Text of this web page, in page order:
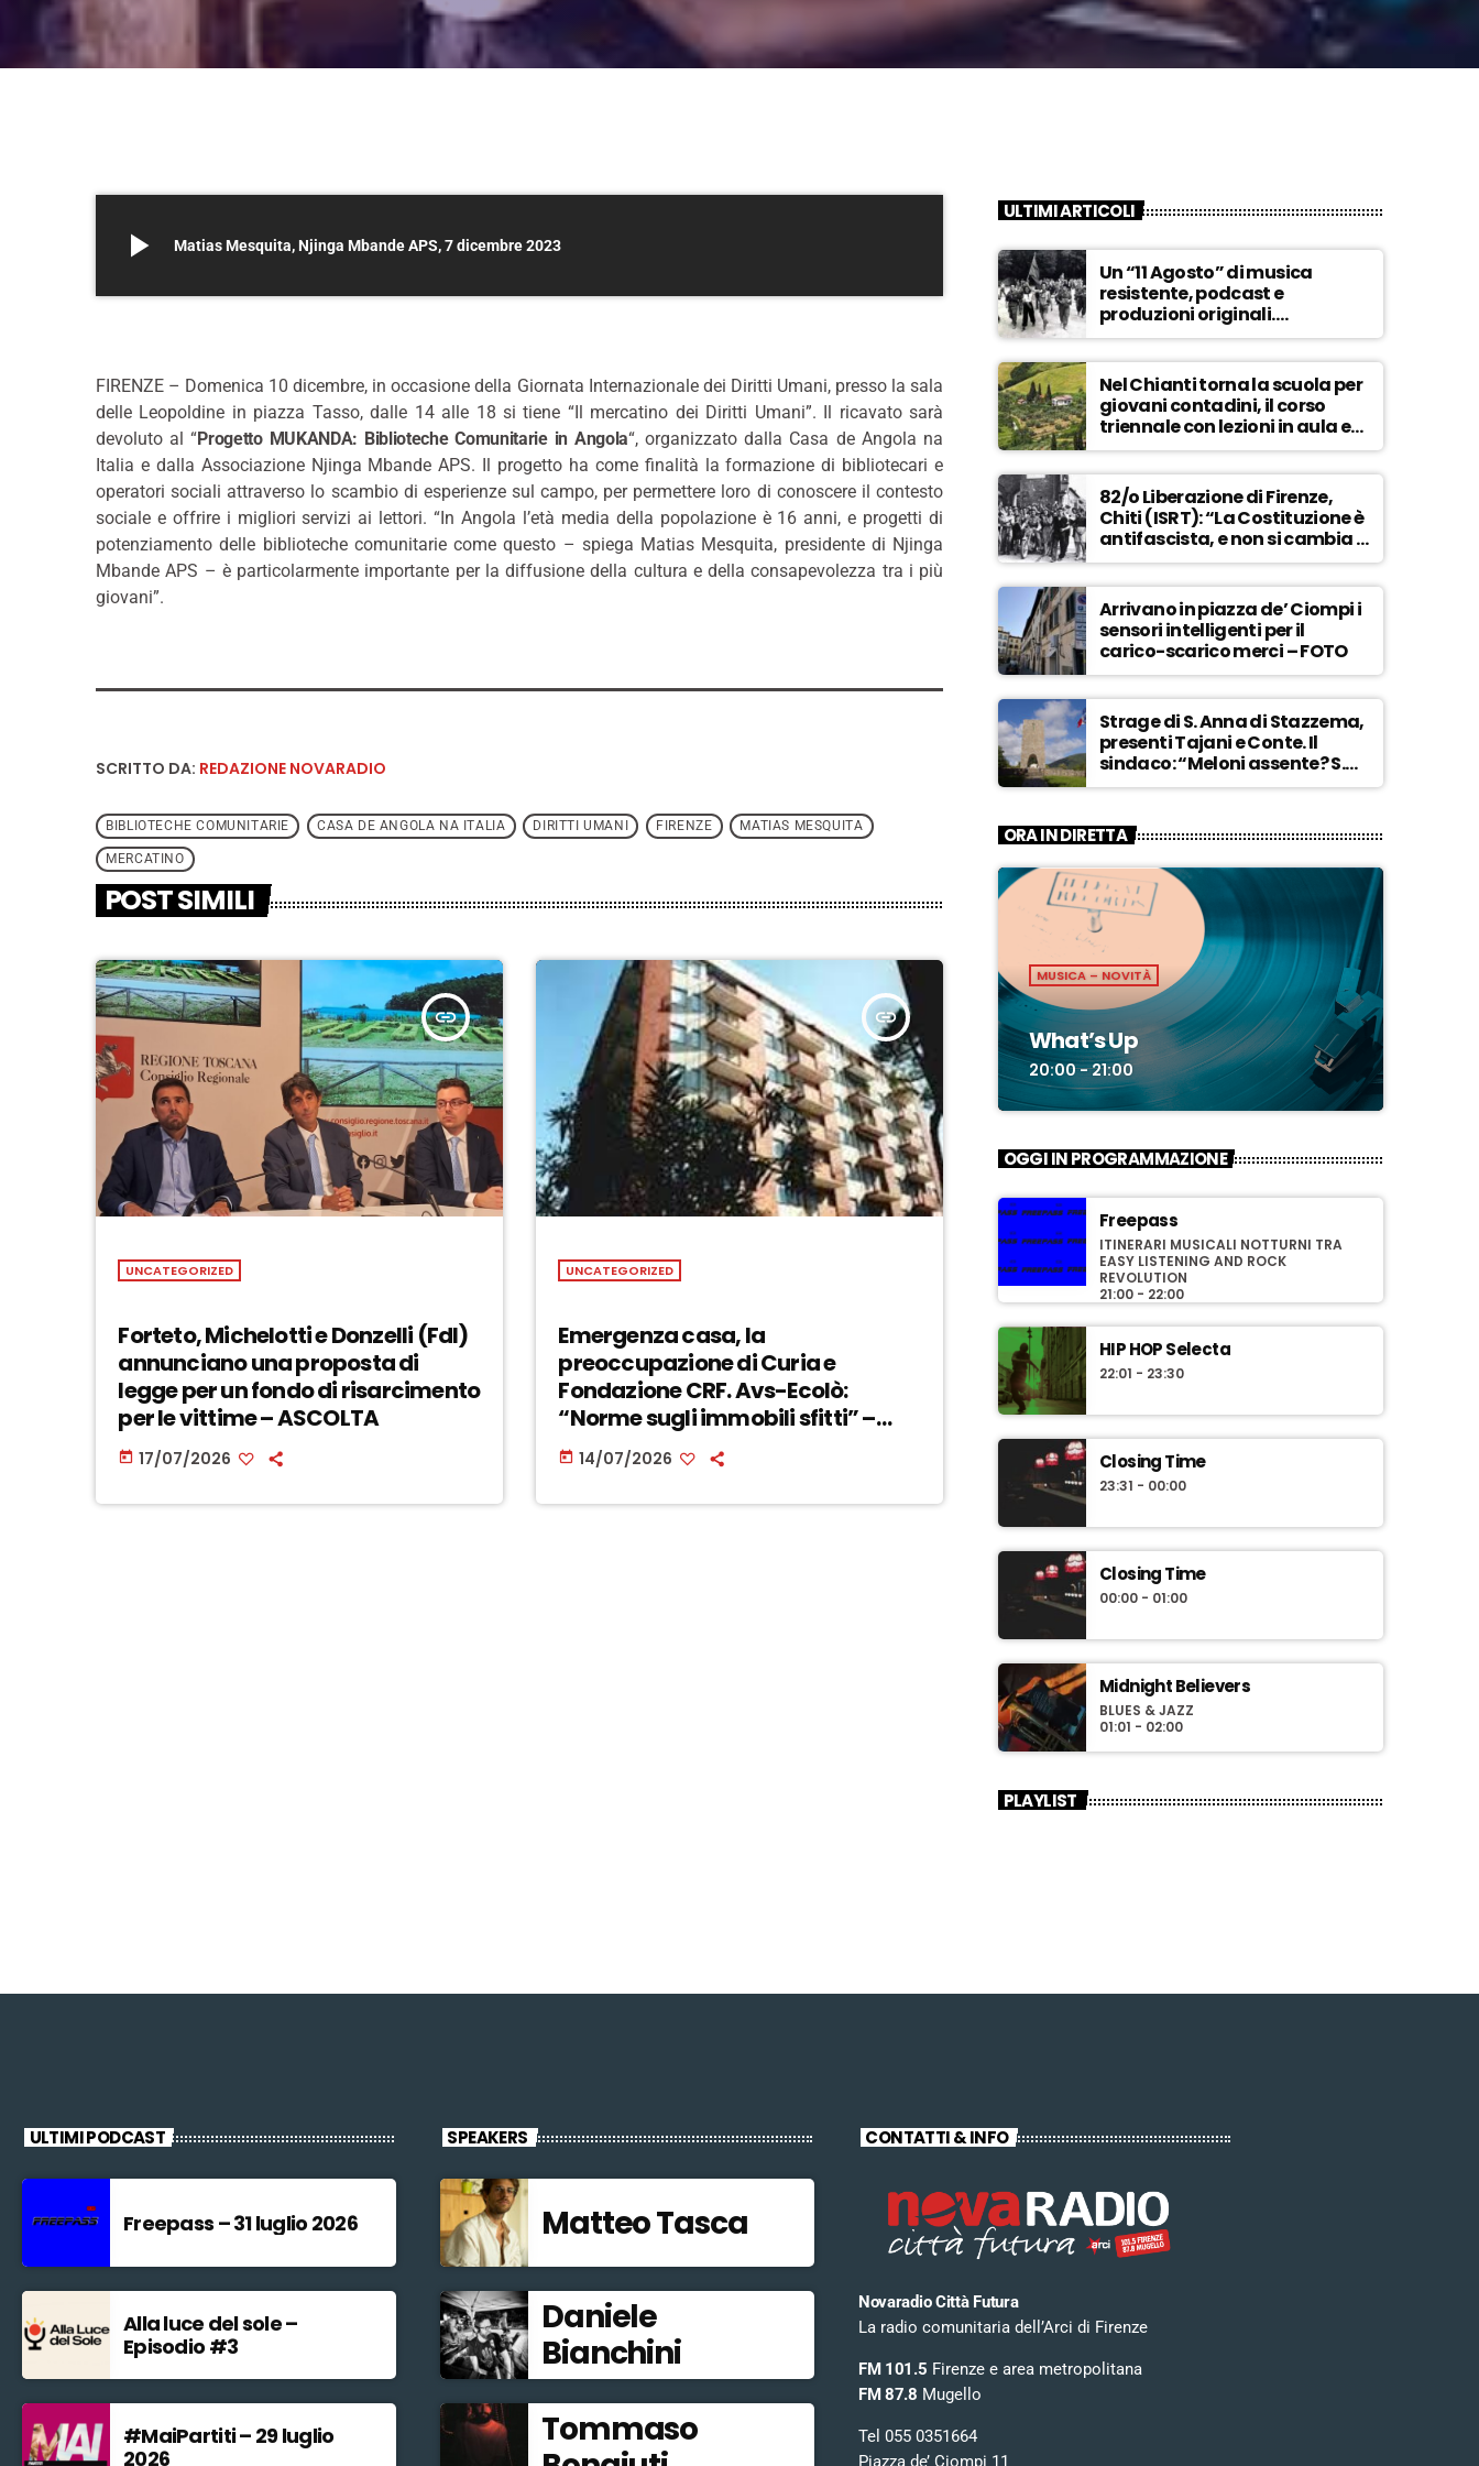
play_arrow Matias Mesquita, Njinga Mbande APS, 7 dicembre 2023
FIRENZE – Domenica 10 dicembre, in occasione della Giornata Internazionale dei Diritti Umani, presso la sala
delle Leopoldine in piazza Tasso, dalle 14 alle 18 si tiene “Il mercatino dei Diritti Umani”. Il ricavato sarà
devoluto al “Progetto MUKANDA: Biblioteche Comunitarie in Angola“, organizzato dalla Casa de Angola na
Italia e dalla Associazione Njinga Mbande APS. Il progetto ha come finalità la formazione di bibliotecari e
operatori sociali attraverso lo scambio di esperienze sul campo, per permettere loro di conoscere il contesto
sociale e offrire i migliori servizi ai lettori. “In Angola l’età media della popolazione è 16 anni, e progetti di
potenziamento delle biblioteche comunitarie come questo – spiega Matias Mesquita, presidente di Njinga
Mbande APS – è particolarmente importante per la diffusione della cultura e della consapevolezza tra i più
giovani”.
SCRITTO DA: REDAZIONE NOVARADIO
BIBLIOTECHE COMUNITARIE CASA DE ANGOLA NA ITALIA DIRITTI UMANI FIRENZE MATIAS MESQUITA
MERCATINO
POST SIMILI
insert_link
UNCATEGORIZED
Forteto, Michelotti e Donzelli (FdI)
annunciano una proposta di
legge per un fondo di risarcimento
per le vittime – ASCOLTA
today 17/07/2026
insert_link
UNCATEGORIZED
Emergenza casa, la
preoccupazione di Curia e
Fondazione CRF. Avs-Ecolò:
“Norme sugli immobili sfitti” –
ASCOLTA
today 14/07/2026
ULTIMI ARTICOLI
Un “11 Agosto” di musica
resistente, podcast e
produzioni originali.
Novaradio festeggia in onda
la Liberazione di Firenze
Nel Chianti torna la scuola per
giovani contadini, il corso
triennale con lezioni in aula e
tra i campi – ASCOLTA
82/o Liberazione di Firenze,
Chiti (ISRT): “La Costituzione è
antifascista, e non si cambia a
maggioranza” – ASCOLTA
Arrivano in piazza de’ Ciompi i
sensori intelligenti per il
carico-scarico merci – FOTO
Strage di S. Anna di Stazzema,
presenti Tajani e Conte. Il
sindaco: “Meloni assente? S.
Anna aperta tutto l’anno…” –
ORA IN DIRETTA
MUSICA – NOVITÀ
What’s Up
20:00 - 21:00
OGGI IN PROGRAMMAZIONE
Freepass
ITINERARI MUSICALI NOTTURNI TRA
EASY LISTENING AND ROCK
REVOLUTION
21:00 - 22:00
HIP HOP Selecta
22:01 - 23:30
Closing Time
23:31 - 00:00
Closing Time
00:00 - 01:00
Midnight Believers
BLUES & JAZZ
01:01 - 02:00
PLAYLIST
ULTIMI PODCAST
Freepass – 31 luglio 2026
Alla luce del sole –
Episodio #3
#MaiPartiti – 29 luglio
2026
SPEAKERS
Matteo Tasca
Daniele
Bianchini
Tommaso
CONTATTI & INFO
Novaradio Città Futura
La radio comunitaria dell’Arci di Firenze
FM 101.5 Firenze e area metropolitana
FM 87.8 Mugello
Tel 055 0351664
Piazza de’ Ciompi 11